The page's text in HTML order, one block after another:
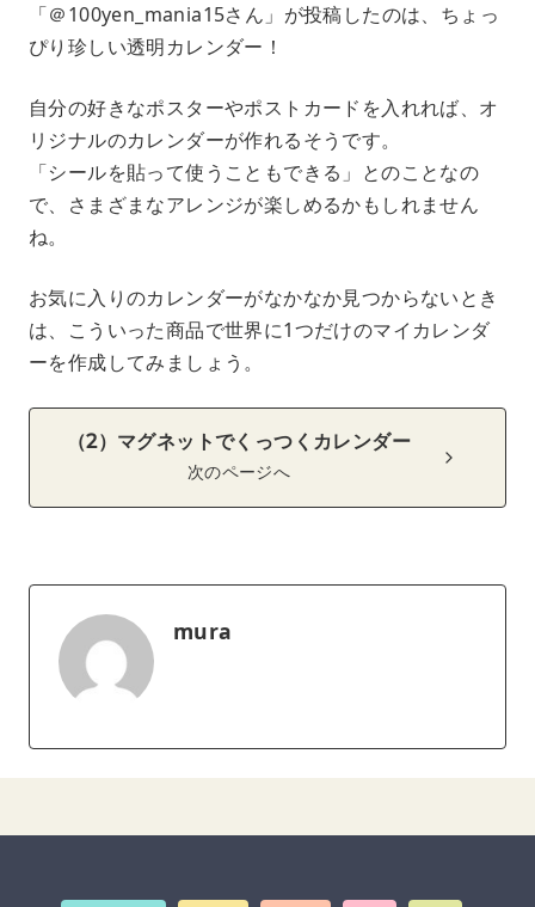
「＠100yen_mania15さん」が投稿したのは、ちょっ
ぴり珍しい透明カレンダー！
自分の好きなポスターやポストカードを入れれば、オ
リジナルのカレンダーが作れるそうです。
「シールを貼って使うこともできる」とのことなの
で、さまざまなアレンジが楽しめるかもしれません
ね。
お気に入りのカレンダーがなかなか見つからないとき
は、こういった商品で世界に1つだけのマイカレンダ
ーを作成してみましょう。
（2）マグネットでくっつくカレンダー
次のページへ
mura